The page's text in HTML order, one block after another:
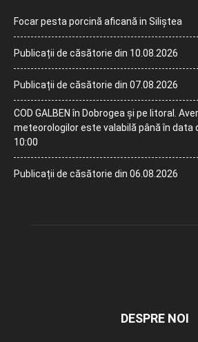
Focar pesta porcină aficană in Siliștea
Publicații de căsătorie din 10.08.2026
Publicații de căsătorie din 07.08.2026
COD GALBEN în Dobrogea și pe litoral.
meteorologilor este valabilă până în data
10:00
Publicații de căsătorie din 06.08.2026
DESPRE NOI